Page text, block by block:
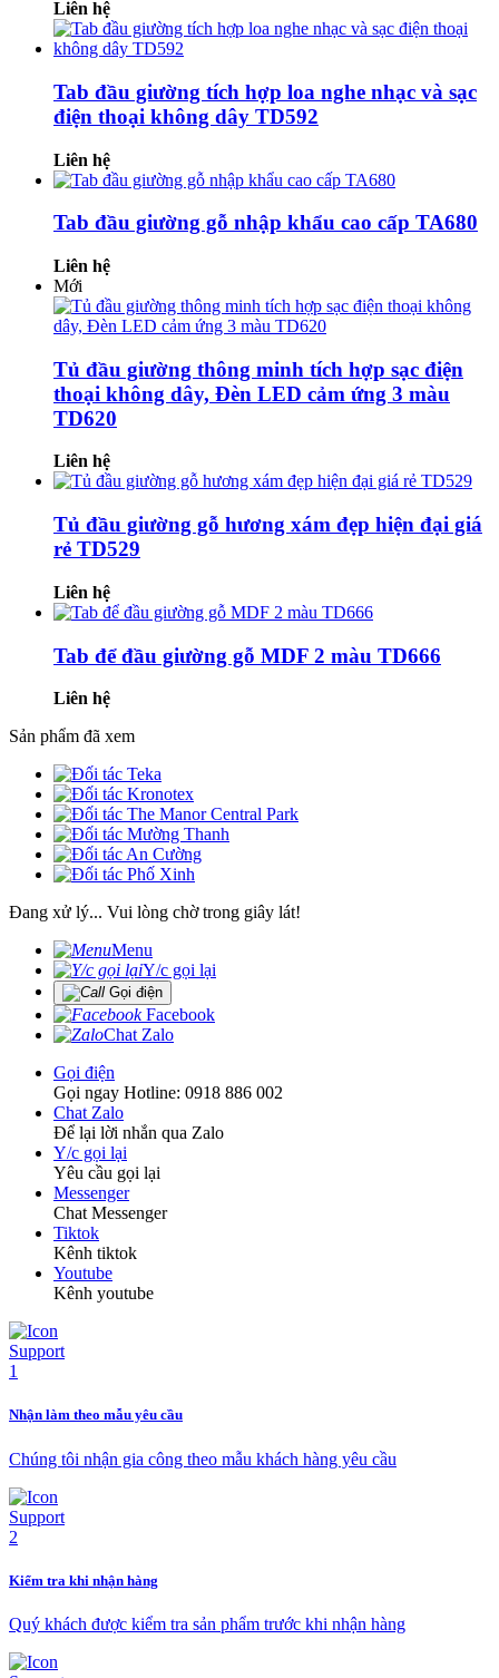
Liên hệ
Tab đầu giường tích hợp loa nghe nhạc và sạc
điện thoại không dây TD592
Liên hệ
Tab đầu giường gỗ nhập khẩu cao cấp TA680
Liên hệ
Mới
Tủ đầu giường thông minh tích hợp sạc điện
thoại không dây, Đèn LED cảm ứng 3 màu
TD620
Liên hệ
Tủ đầu giường gỗ hương xám đẹp hiện đại giá
rẻ TD529
Liên hệ
Tab để đầu giường gỗ MDF 2 màu TD666
Liên hệ
Sản phẩm đã xem
Đang xử lý... Vui lòng chờ trong giây lát!
Menu
Y/c gọi lại
Gọi điện
Facebook
Chat Zalo
Gọi điện
Gọi ngay Hotline: 0918 886 002
Chat Zalo
Để lại lời nhắn qua Zalo
Y/c gọi lại
Yêu cầu gọi lại
Messenger
Chat Messenger
Tiktok
Kênh tiktok
Youtube
Kênh youtube
Nhận làm theo mẫu yêu cầu
Chúng tôi nhận gia công theo mẫu khách hàng yêu cầu
Kiểm tra khi nhận hàng
Quý khách được kiểm tra sản phẩm trước khi nhận hàng